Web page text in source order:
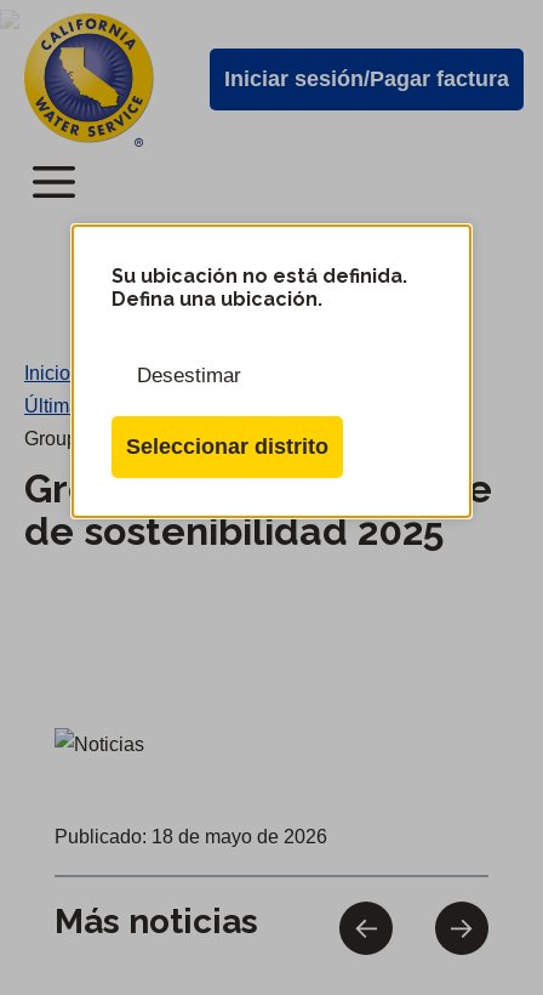
directamente
contenido
principal
Alertas
de
Cal
Water
Iniciar sesión/Pagar factura
Menú
Menú
servicio
móvil
de
Cal
Water
Su ubicación no está definida.
Defina una ubicación.
Desestimar
Seleccionar distrito
Inicio
Últimas noticias
Group publica el Informe de sostenibilidad 2025
Group publica el Informe
de sostenibilidad 2025
Publicado: 18 de mayo de 2026
Más noticias